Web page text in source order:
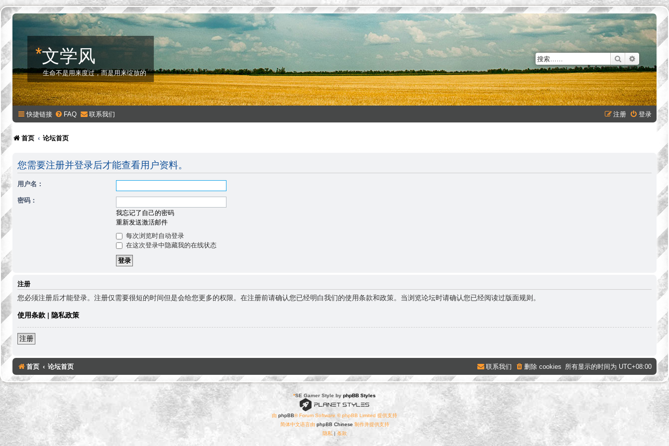
*文学风
生命不是用来度过，而是用来绽放的
搜索
快捷链接 FAQ 联系我们 登录
注册
首页 论坛首页
您需要注册并登录后才能查看用户资料。
用户名：
密码：
我忘记了自己的密码
重新发送激活邮件
每次浏览时自动登录
在这次登录中隐藏我的在线状态
注册
您必须注册后才能登录。注册仅需要很短的时间但是会给您更多的权限。在注册前请确认您已经明白我们的使用条款和政策。当浏览论坛时请确认您已经阅读过版面规则。
使用条款 | 隐私政策
注册
首页 论坛首页 所有显示的时间为 UTC+08:00
删除 cookies
联系我们
*SE Gamer Style by phpBB Styles
由 phpBB® Forum Software © phpBB Limited 提供支持
简体中文语言由 phpBB Chinese 制作并提供支持
隐私| 条款